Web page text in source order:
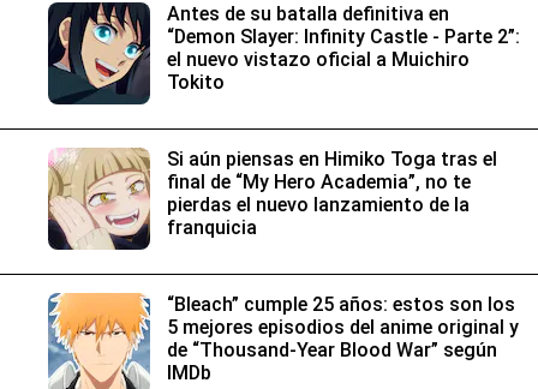
Antes de su batalla definitiva en
“Demon Slayer: Infinity Castle - Parte 2”:
el nuevo vistazo oficial a Muichiro
Tokito
Si aún piensas en Himiko Toga tras el
final de “My Hero Academia”, no te
pierdas el nuevo lanzamiento de la
franquicia
“Bleach” cumple 25 años: estos son los
5 mejores episodios del anime original y
de “Thousand-Year Blood War” según
IMDb